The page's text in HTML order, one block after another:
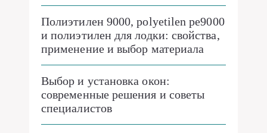
Полиэтилен 9000, polyetilen pe9000
и полиэтилен для лодки: свойства,
применение и выбор материала
Выбор и установка окон:
современные решения и советы
специалистов